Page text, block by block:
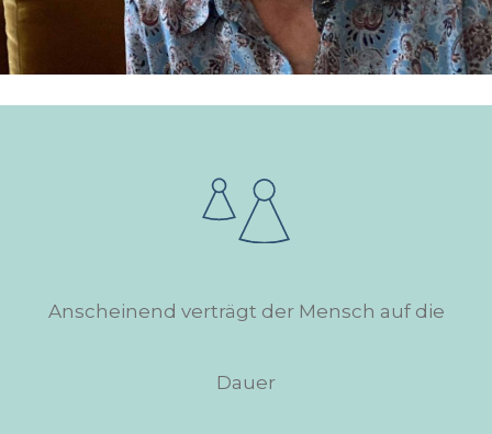
Anscheinend verträgt der Mensch auf die
Dauer